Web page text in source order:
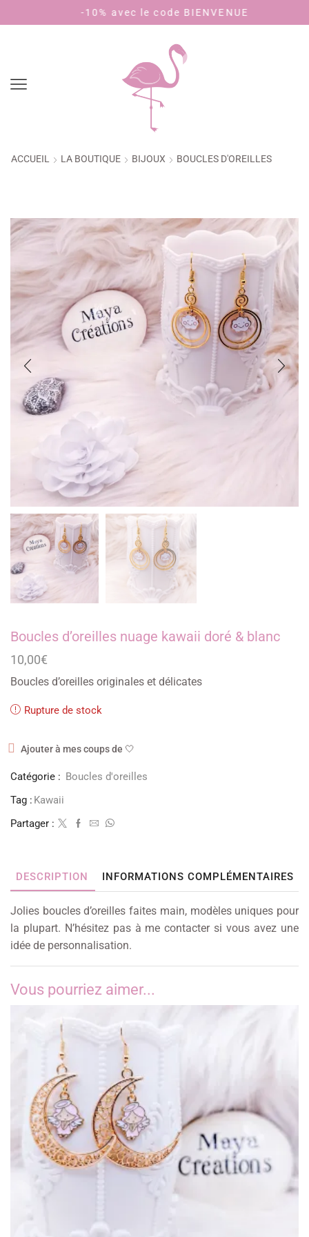
10% avec le code BIENVENUE
ACCUEIL LA BOUTIQUE BIJOUX BOUCLES D'OREILLES
Boucles d’oreilles nuage kawaii doré & blanc
10,00€
Boucles d’oreilles originales et délicates
Rupture de stock
Ajouter à mes coups de 🤍
Catégorie : Boucles d'oreilles
Tag : Kawaii
Partager :
DESCRIPTION INFORMATIONS COMPLÉMENTAIRES
Jolies boucles d’oreilles faites main, modèles uniques pour
la plupart. N’hésitez pas à me contacter si vous avez une
idée de personnalisation.
Vous pourriez aimer...